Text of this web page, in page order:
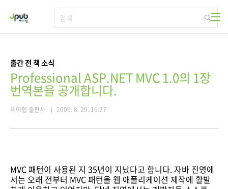
출간 전 책 소식
Professional ASP.NET MVC 1.0의 1장
번역본을 공개합니다.
제이펍 출판사 2009. 8. 29. 16:27
MVC 패턴이 사용된 지 35년이 지났다고 합니다. 자바 진영에
서는 오래 전부터 MVC 패턴을 웹 애플리케이션 제작에 활발